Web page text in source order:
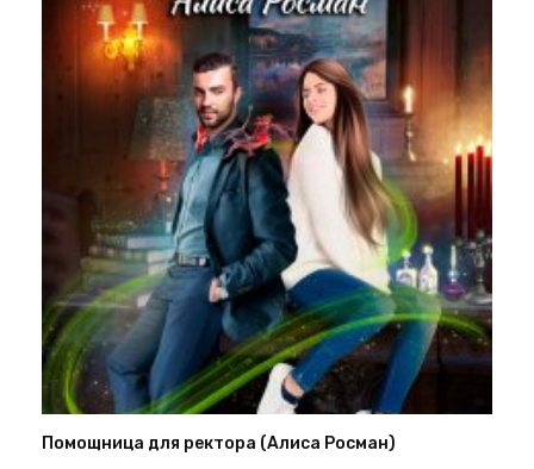
Помощница для ректора (Алиса Росман)